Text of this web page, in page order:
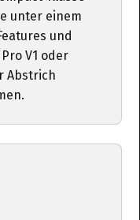
unter einem
und
V1 oder
Abstrich